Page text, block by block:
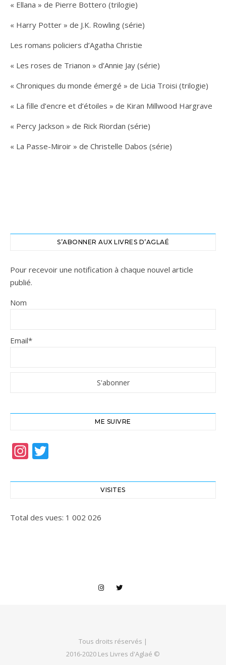
« Ellana » de Pierre Bottero (trilogie)
« Harry Potter » de J.K. Rowling (série)
Les romans policiers d’Agatha Christie
« Les roses de Trianon » d’Annie Jay (série)
« Chroniques du monde émergé » de Licia Troisi (trilogie)
« La fille d’encre et d’étoiles » de Kiran Millwood Hargrave
« Percy Jackson » de Rick Riordan (série)
« La Passe-Miroir » de Christelle Dabos (série)
S’ABONNER AUX LIVRES D’AGLAÉ
Pour recevoir une notification à chaque nouvel article
publié.
Nom
Email*
ME SUIVRE
Instagram
VISITES
Total des vues: 1 002 026
Tous droits réservés |
2016-2020 Les Livres d'Aglaé ©